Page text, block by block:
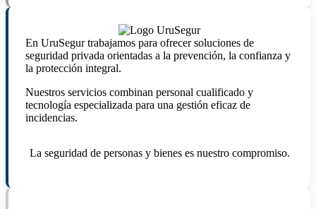
En UruSegur trabajamos para ofrecer soluciones de
seguridad privada orientadas a la prevención, la confianza y
la protección integral.
Nuestros servicios combinan personal cualificado y
tecnología especializada para una gestión eficaz de
incidencias.
La seguridad de personas y bienes es nuestro compromiso.